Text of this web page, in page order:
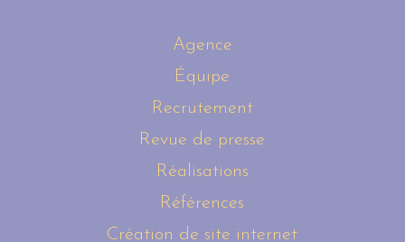
Agence
Équipe
Recrutement
Revue de presse
Réalisations
Références
Création de site internet